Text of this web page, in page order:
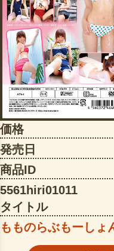
価格
発売日
商品ID
5561hiri01011
タイトル
もものらぶもーしょ